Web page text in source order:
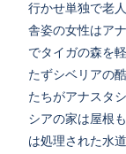
行かせ単独で老
舎姿の女性はア
でタイガの森を
たずシベリアの
たちがアナスタ
シアの家は屋根
は処理された水